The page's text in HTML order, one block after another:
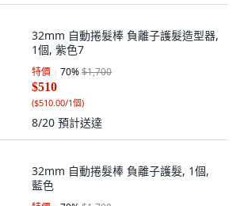
32mm 自動捲髮棒 負離子護髮造型器,
1個, 紫色7
特價 70%$1,700
$510
($510.00/1個)
8/20 預計送達
32mm 自動捲髮棒 負離子護髮, 1個,
藍色